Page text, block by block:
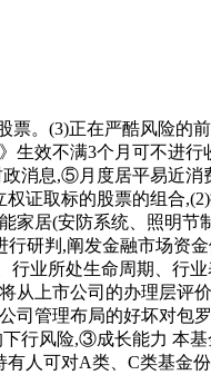
。(3)正在严酷风险的
效不满3个月可不进
消息,⑤月度居平易近
证取标的股票的组合
居(安防系统、照明节
研判,阐发金融市场资
业所处生命周期、行
从上市公司的办理层评
管理布局的好坏对包
行风险,③成长能力 本
人可对A类、C类基金